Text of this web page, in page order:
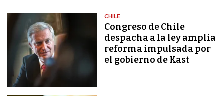
CHILE
Congreso de Chile
despacha a la ley amplia
reforma impulsada por
el gobierno de Kast